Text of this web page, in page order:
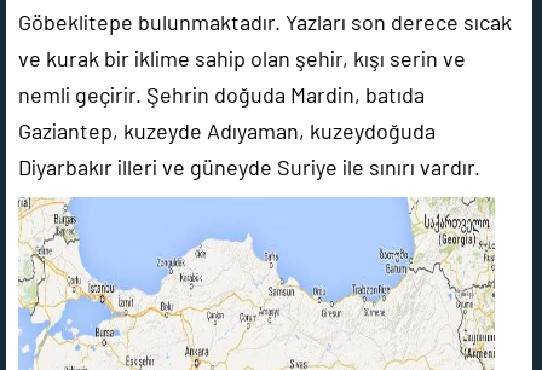
Göbeklitepe bulunmaktadır. Yazları son derece sıcak
ve kurak bir iklime sahip olan şehir, kışı serin ve
nemli geçirir. Şehrin doğuda Mardin, batıda
Gaziantep, kuzeyde Adıyaman, kuzeydoğuda
Diyarbakır illeri ve güneyde Suriye ile sınırı vardır.